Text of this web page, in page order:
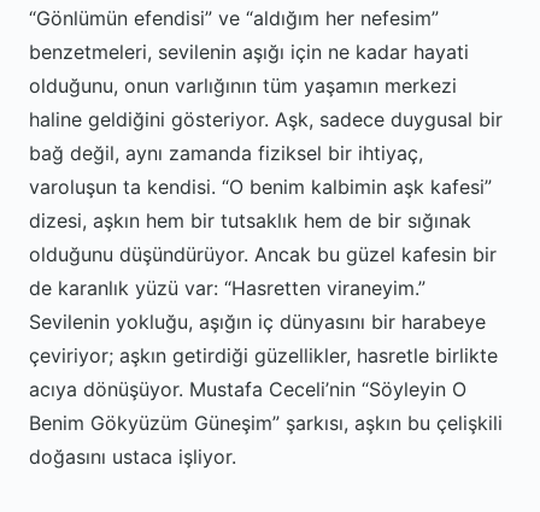
“Gönlümün efendisi” ve “aldığım her nefesim”
benzetmeleri, sevilenin aşığı için ne kadar hayati
olduğunu, onun varlığının tüm yaşamın merkezi
haline geldiğini gösteriyor. Aşk, sadece duygusal bir
bağ değil, aynı zamanda fiziksel bir ihtiyaç,
varoluşun ta kendisi. “O benim kalbimin aşk kafesi”
dizesi, aşkın hem bir tutsaklık hem de bir sığınak
olduğunu düşündürüyor. Ancak bu güzel kafesin bir
de karanlık yüzü var: “Hasretten viraneyim.”
Sevilenin yokluğu, aşığın iç dünyasını bir harabeye
çeviriyor; aşkın getirdiği güzellikler, hasretle birlikte
acıya dönüşüyor. Mustafa Ceceli’nin “Söyleyin O
Benim Gökyüzüm Güneşim” şarkısı, aşkın bu çelişkili
doğasını ustaca işliyor.